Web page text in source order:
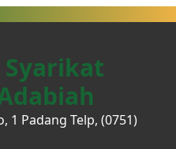
Syarikat
1 Padang Telp, (0751)